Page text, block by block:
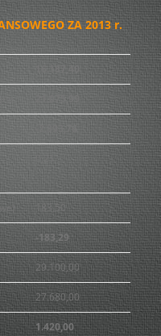
ZA 2013 r.
16.187,40
183,50
-183,29
29.100,00
27.680,00
1.420,00